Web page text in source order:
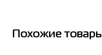
Похожие товары